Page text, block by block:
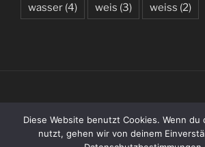
wasser (4) weis (3) weiss (2)
(C) 2019 – 2026 BY
Diese Website benutzt Cookies. Wenn
nutzt, gehen wir von deinem